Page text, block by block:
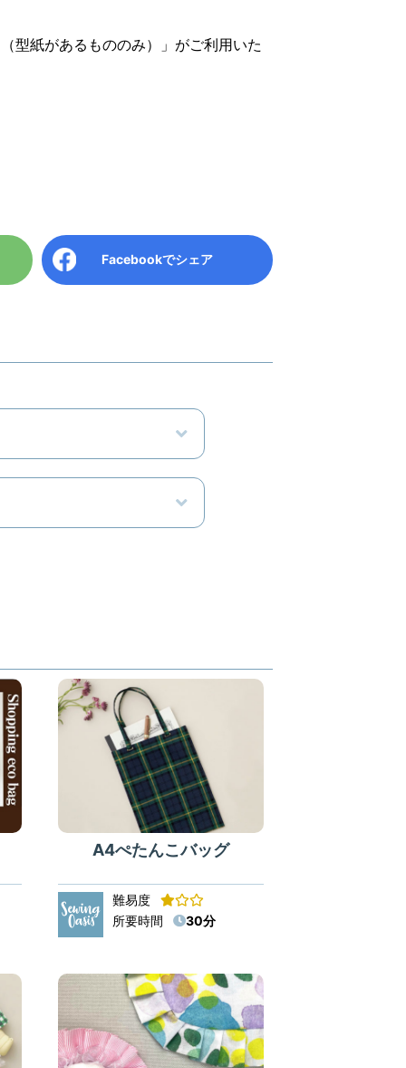
型紙があるもののみ）」がご利用いた
Facebookでシェア
A4ぺたんこバッグ
難易度
所要時間
30分